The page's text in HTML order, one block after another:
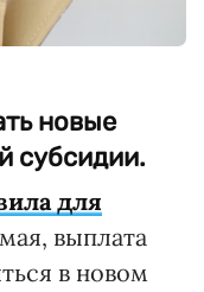
новые
субсидии.
для
выплата
в новом